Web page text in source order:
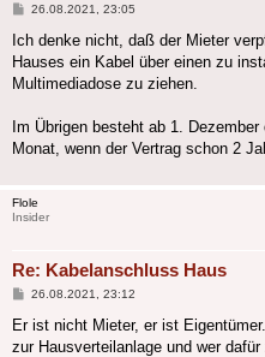
Beitrag
26.08.2021, 23:05
Ich denke nicht, daß der Mieter
Hauses ein Kabel über einen zu
Multimediadose zu ziehen.
Im Übrigen besteht ab 1.
Monat, wenn der Vertrag schon 2
Flole
Insider
Re: Kabelanschluss Haus
Beitrag
26.08.2021, 23:12
Er ist nicht Mieter, er ist
zur Hausverteilanlage und wer